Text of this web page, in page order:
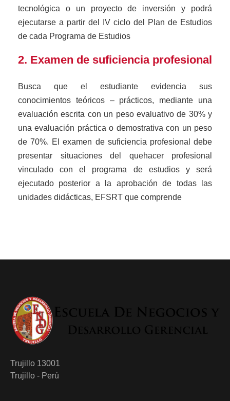
tecnológica o un proyecto de inversión y podrá
ejecutarse a partir del IV ciclo del Plan de Estudios
de cada Programa de Estudios
2. Examen de suficiencia profesional
Busca que el estudiante evidencia sus
conocimientos teóricos – prácticos, mediante una
evaluación escrita con un peso evaluativo de 30% y
una evaluación práctica o demostrativa con un peso
de 70%. El examen de suficiencia profesional debe
presentar situaciones del quehacer profesional
vinculado con el programa de estudios y será
ejecutado posterior a la aprobación de todas las
unidades didácticas, EFSRT que comprende
Trujillo 13001
Trujillo - Perú